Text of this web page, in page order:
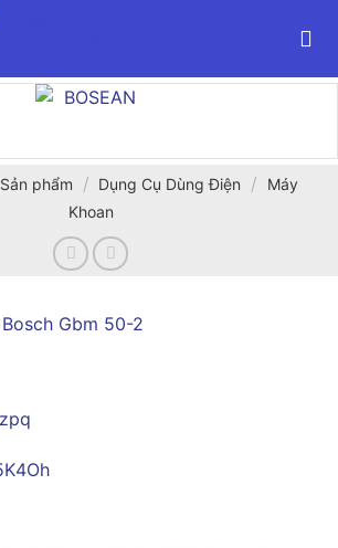
Sản phẩm / Dụng Cụ Dùng Điện /
Máy
Khoan